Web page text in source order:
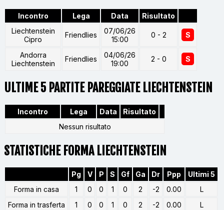
Incontro Lega Data
Risultato
Liechtenstein
Cipro
Friendlies
07/06/26
15:00
0 - 2 S
Andorra
Liechtenstein
Friendlies
04/06/26
19:00
2 - 0 S
ULTIME 5 PARTITE PAREGGIATE LIECHTENSTEIN
Incontro Lega Data
Risultato
Nessun risultato
STATISTICHE FORMA LIECHTENSTEIN
Pg V P S Gf Ga Dr Ppp
Ultimi 5
Forma in casa
1 0 0 1 0 2 -2 0.00
L
Forma in trasferta
1 0 0 1 0 2 -2 0.00
L